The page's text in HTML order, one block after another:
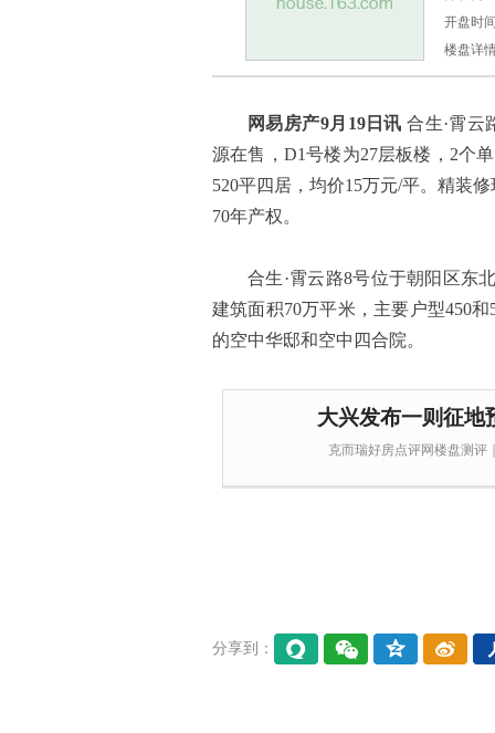
开盘时
楼盘详
网易房产9月19日讯 合生·霄云
源在售，D1号楼为27层板楼，2个
520平四居，均价15万元/平。精装
70年产权。
合生·霄云路8号位于朝阳区东
建筑面积70万平米，主要户型450
的空中华邸和空中四合院。
大兴发布一则征地
克而瑞好房点评网楼盘测评
分享到：